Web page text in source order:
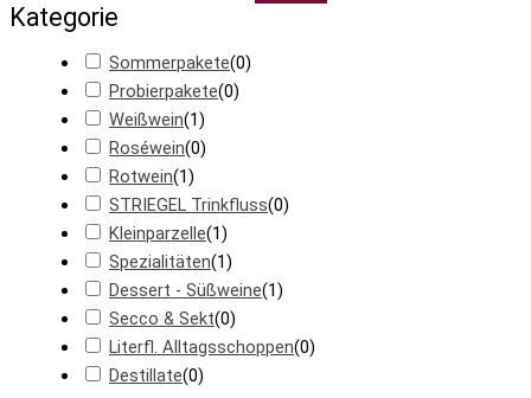
Kategorie
Sommerpakete(0)
Probierpakete(0)
Weißwein(1)
Roséwein(0)
Rotwein(1)
STRIEGEL Trinkfluss(0)
Kleinparzelle(1)
Spezialitäten(1)
Dessert - Süßweine(1)
Secco & Sekt(0)
Literfl. Alltagsschoppen(0)
Destillate(0)